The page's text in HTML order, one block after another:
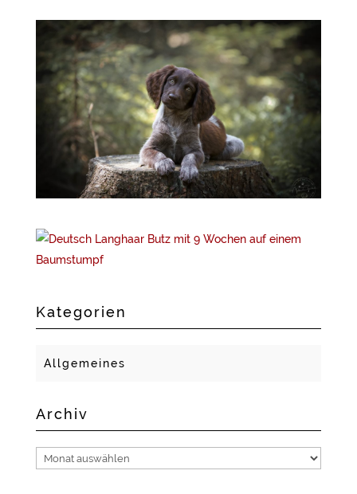
Kategorien
Allgemeines
Archiv
Archiv